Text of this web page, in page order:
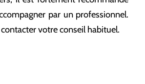
par un professionnel.
contacter votre conseil habituel.